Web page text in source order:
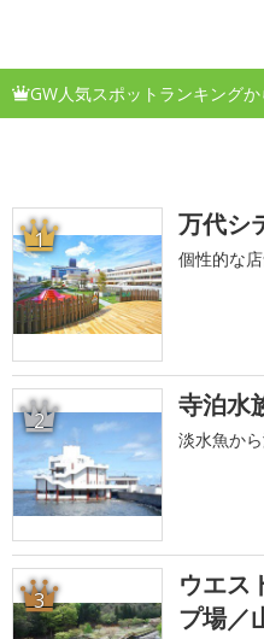
GW人気スポットランキングか
1 万代シ
個性的な
2 寺泊水
淡水魚か
3
ウエス
プ場／